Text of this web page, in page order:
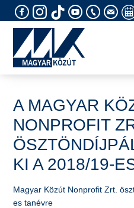
to
A MAGYAR
NONPROFIT
KI A 2018/19-
​Magyar Közút Nonprofit Zrt.
es tanévre